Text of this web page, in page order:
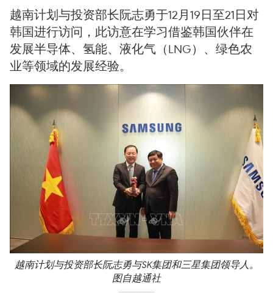
越南计划与投资部长阮志勇于12月19日至21日对
韩国进行访问，此访意在学习借鉴韩国伙伴在
发展半导体、氢能、液化气（LNG）、绿色农
业等领域的发展经验。
越南计划与投资部长阮志勇与SK集团和三星集团领导人。
图自越通社